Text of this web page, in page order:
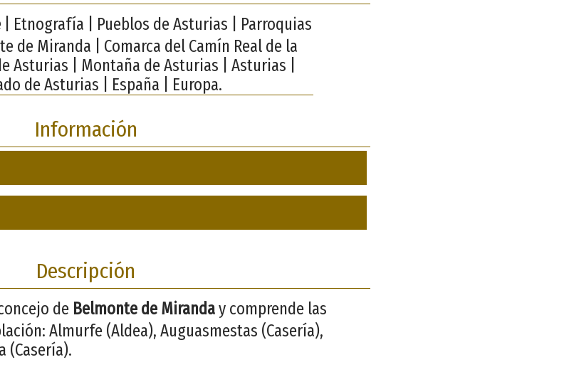
| Etnografía | Pueblos de Asturias | Parroquias
de Miranda | Comarca del Camín Real de la
Asturias | Montaña de Asturias | Asturias |
de Asturias | España | Europa.
Información
Descripción
de Belmonte de Miranday comprende las
Almurfe (Aldea), Auguasmestas (Casería),
(Casería).